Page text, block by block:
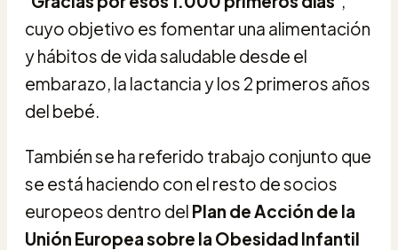
cuyo objetivo es fomentar una alimentación
y hábitos de vida saludable desde el
embarazo, la lactancia y los 2 primeros años
del bebé.
También se ha referido trabajo conjunto que
se está haciendo con el resto de socios
europeos dentro del Plan de Acción de la
Unión Europea sobre la Obesidad Infantil